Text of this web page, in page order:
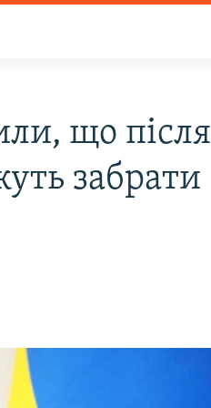
що після
забрати